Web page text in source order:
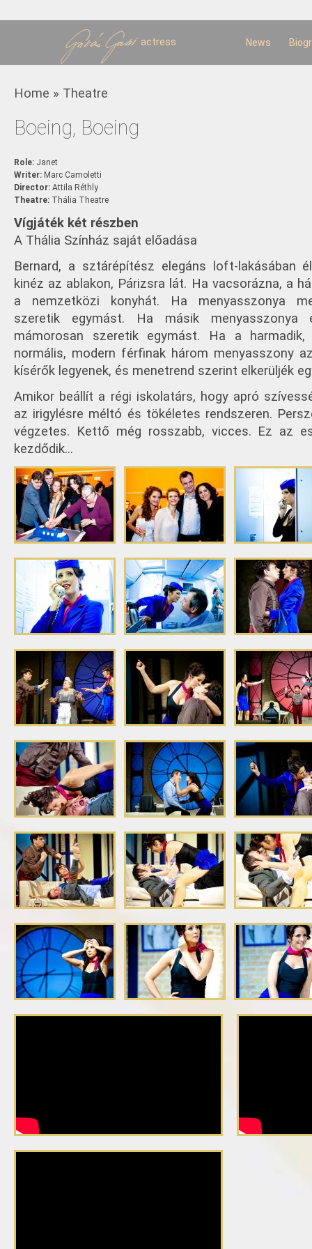
actress News
You are here
Home » Theatre
Boeing, Boeing
Role: Janet
Writer: Marc Camoletti
Director: Attila Réthly
Theatre: Thália Theatre
Vígjáték két részben
A Thália Színház saját előadása
Bernard, a sztárépítész elegáns loft-lakásában
kinéz az ablakon, Párizsra lát. Ha vacsorázna, a
a nemzetközi konyhát. Ha menyasszonya
szeretik egymást. Ha másik
mámorosan szeretik egymást. Ha a
normális, modern férfinak három menyasszony
kísérők legyenek, és menetrend szerint elkerüljék
Amikor beállít a régi iskolatárs, hogy apró
az irigylésre méltó és tökéletes rendszeren.
végzetes. Kettő még rosszabb, vicces. Ez az
kezdődik...